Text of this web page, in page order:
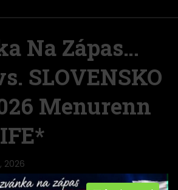
Na Zápas…
SLOVENSKO
Menurenn
2026